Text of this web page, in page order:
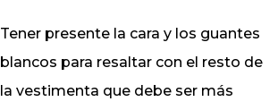
Tener presente la cara y los guantes
blancos para resaltar con el resto de
la vestimenta que debe ser más